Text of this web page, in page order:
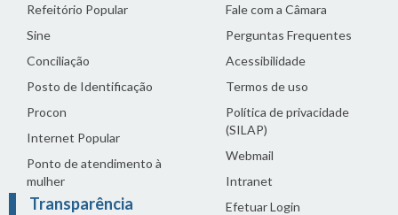
Refeitório Popular
Sine
Conciliação
Posto de Identificação
Procon
Internet Popular
Ponto de atendimento à
mulher
Transparência
Fale com a Câmara
Perguntas Frequentes
Acessibilidade
Termos de uso
Política de privacidade
(SILAP)
Webmail
Intranet
Efetuar Login